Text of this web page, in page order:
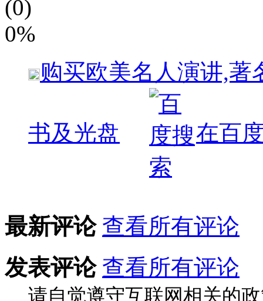
(0)
0%
购买欧美名人演讲,著
书及光盘 在百
最新评论 查看所有评论
发表评论 查看所有评论
请自觉遵守互联网相关的